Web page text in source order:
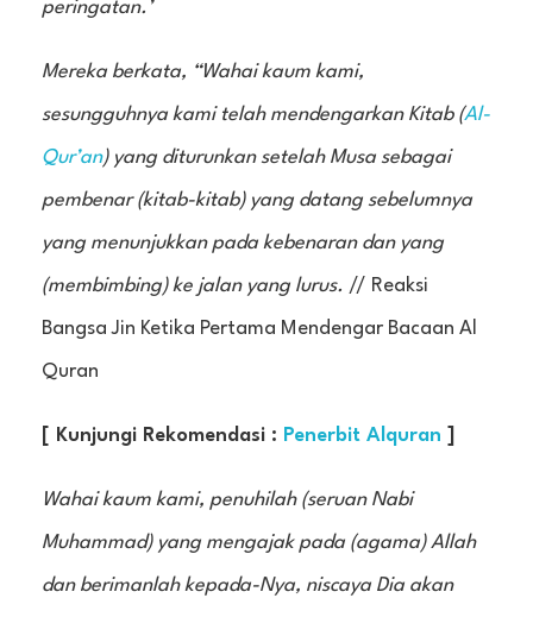
peringatan.’
Mereka berkata, “Wahai kaum kami,
sesungguhnya kami telah mendengarkan Kitab (Al-
Qur’an) yang diturunkan setelah Musa sebagai
pembenar (kitab-kitab) yang datang sebelumnya
yang menunjukkan pada kebenaran dan yang
(membimbing) ke jalan yang lurus. // Reaksi
Bangsa Jin Ketika Pertama Mendengar Bacaan Al
Quran
[ Kunjungi Rekomendasi : Penerbit Alquran
Wahai kaum kami, penuhilah (seruan Nabi
Muhammad) yang mengajak pada (agama) Allah
dan berimanlah kepada-Nya, niscaya Dia akan